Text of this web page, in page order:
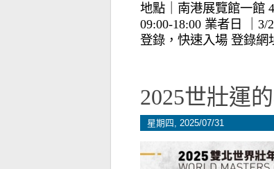
地點｜南港展覽館一館
09:00-18:00 業者日 ｜
登錄，快速入場 登錄
2025世壯運
星期四, 2025/07/31